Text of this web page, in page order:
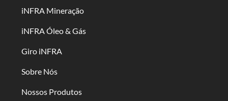
iNFRA Mineração
iNFRA Óleo & Gás
Giro iNFRA
Sobre Nós
Nossos Produtos